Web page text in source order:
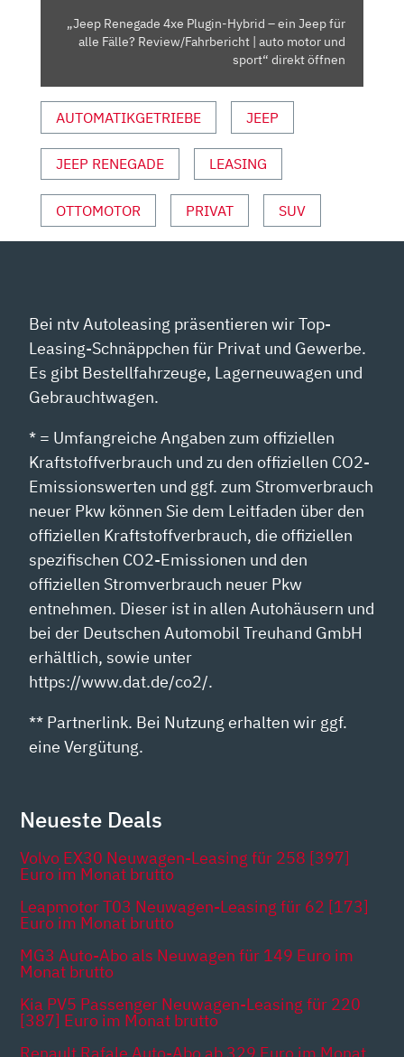
|
AUTO
MOTOR
UND
VON
YOUTUBE
„Jeep Renegade 4xe Plugin-Hybrid – ein Jeep für
alle Fälle? Review/Fahrbericht | auto motor und
sport“ direkt öffnen
AUTOMATIKGETRIEBE JEEP
JEEP RENEGADE LEASING
OTTOMOTOR PRIVAT SUV
Bei ntv Autoleasing präsentieren wir Top-
Leasing-Schnäppchen für Privat und Gewerbe.
Es gibt Bestellfahrzeuge, Lagerneuwagen und
Gebrauchtwagen.
* = Umfangreiche Angaben zum offiziellen
Kraftstoffverbrauch und zu den offiziellen CO2-
Emissionswerten und ggf. zum Stromverbrauch
neuer Pkw können Sie dem Leitfaden über den
offiziellen Kraftstoffverbrauch, die offiziellen
spezifischen CO2-Emissionen und den
offiziellen Stromverbrauch neuer Pkw
entnehmen. Dieser ist in allen Autohäusern und
bei der Deutschen Automobil Treuhand GmbH
erhältlich, sowie unter
https://www.dat.de/co2/.
** Partnerlink. Bei Nutzung erhalten wir ggf.
eine Vergütung.
Neueste Deals
Volvo EX30 Neuwagen-Leasing für 258 [397]
Euro im Monat brutto
Leapmotor T03 Neuwagen-Leasing für 62 [173]
Euro im Monat brutto
MG3 Auto-Abo als Neuwagen für 149 Euro im
Monat brutto
Kia PV5 Passenger Neuwagen-Leasing für 220
[387] Euro im Monat brutto
Renault Rafale Auto-Abo ab 329 Euro im Monat